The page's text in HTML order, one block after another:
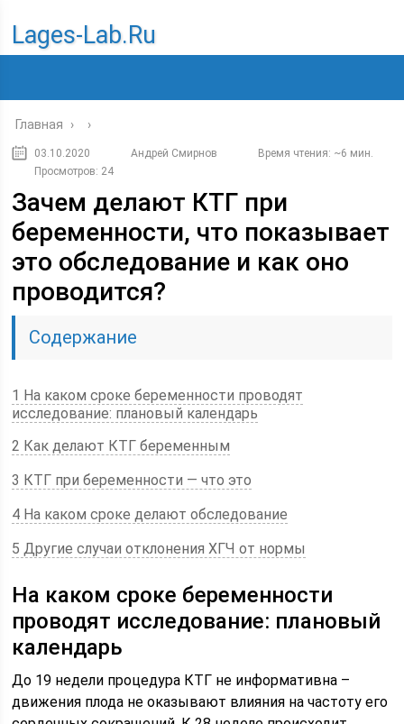
Lages-Lab.ru
Главная › ›
03.10.2020 Андрей Смирнов
Время чтения: ~6 мин.
Просмотров: 24
Зачем делают КТГ при
беременности, что показывает
это обследование и как оно
проводится?
Содержание
1 На каком сроке беременности проводят
исследование: плановый календарь
2 Как делают КТГ беременным
3 КТГ при беременности — что это
4 На каком сроке делают обследование
5 Другие случаи отклонения ХГЧ от нормы
На каком сроке беременности
проводят исследование: плановый
календарь
До 19 недели процедура КТГ не информативна –
движения плода не оказывают влияния на частоту его